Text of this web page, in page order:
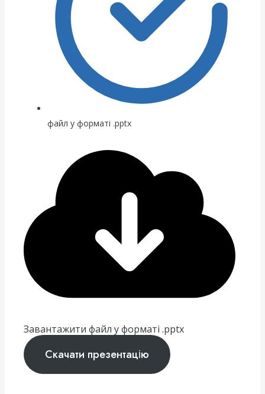
файл у форматі .pptx
Завантажити файл у форматі .pptx
Скачати презентацію